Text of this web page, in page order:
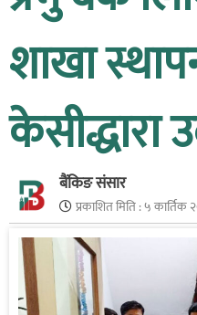
शाखा
केसीद्धारा
बैंकिङ संसार
प्रकाशित मिति :५ कार्तिक